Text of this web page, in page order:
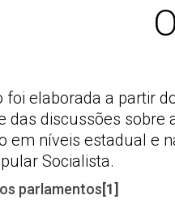
foi elaborada a partir
das discussões
em níveis estadual e
Socialista.
parlamentos[1]